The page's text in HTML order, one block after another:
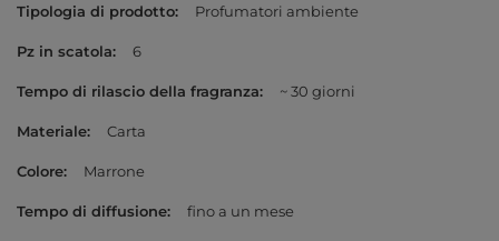
Tipologia di prodotto Profumatori ambiente
Pz in scatola 6
Tempo di rilascio della fragranza ~ 30 giorni
Materiale Carta
Colore Marrone
Tempo di diffusione fino a un mese